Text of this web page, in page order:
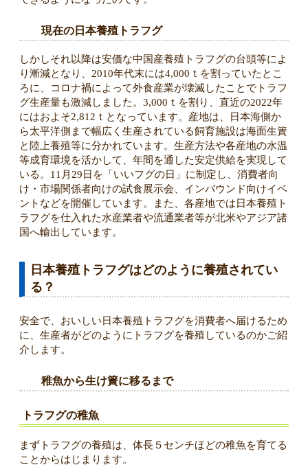
現在の日本養殖トラフグ
しかしそれ以降は安価な中国産養殖トラフグの台頭等によ
り漸減となり、2010年代末には4,000ｔを割っていたとこ
ろに、コロナ禍によって外食産業が壊滅したことでトラフ
グ生産量も激減しました。3,000ｔを割り、直近の2022年
にはおよそ2,812ｔとなっています。産地は、日本海側か
ら太平洋側まで幅広く生産されている飼育施設は海面生簀
と陸上養殖等に分かれています。生産方法や各産地の水温
等成育環境を活かして、年間を通した安定供給を実現して
いる。11月29日を「いいフグの日」に制定し、消費者向
け・市場関係者向けの試食展示会、インバウンド向けイベ
ントなどを開催しています。また、各産地では日本養殖ト
ラフグを仕入れた水産業者や流通業者等が北米やアジア諸
国へ輸出しています。
日本養殖トラフグはどのように養殖されてい
る？
安全で、おいしい日本養殖トラフグを消費者へ届けるため
に、生産者がどのようにトラフグを養殖しているのかご紹
介します。
稚魚から生け簀に移るまで
トラフグの稚魚
まずトラフグの養殖は、体長５センチほどの稚魚を育てる
ことからはじまります。